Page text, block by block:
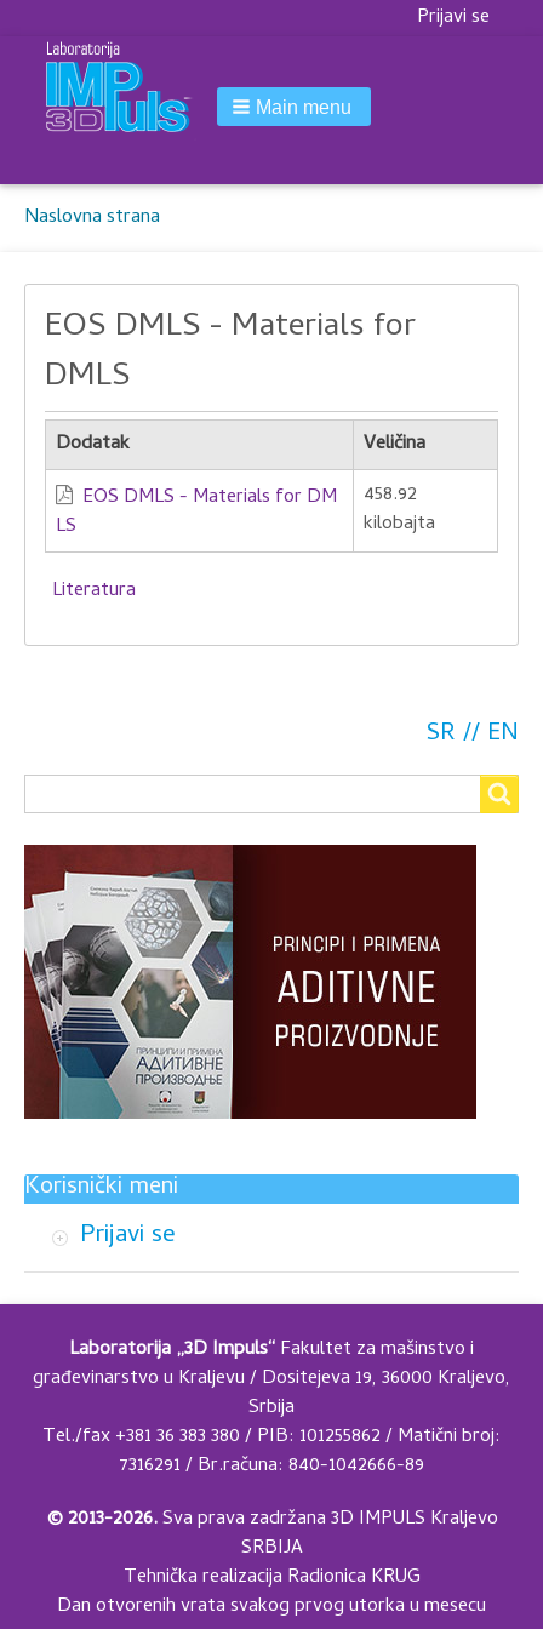
Korisnički
Prijavi se
Main menu
Breadcrumbs
You
here:
Naslovna strana
EOS DMLS - Materials for
DMLS
Dodatak
Veličina
EOS DMLS - Materials for DM
LS
458.92
kilobajta
Literatura
SR EN
Search
Korisnički meni
Prijavi se
Laboratorija „3D Impuls“Fakultet za mašinstvo i
građevinarstvo u Kraljevu / Dositejeva 19, 36000 Kraljevo,
Srbija
Tel./fax +381 36 383 380 / PIB: 101255862 / Matični broj:
7316291 / Br.računa: 840-1042666-89
© 2013-2026.Sva prava zadržana 3D IMPULS Kraljevo
SRBIJA
Tehnička realizacija Radionica KRUG
Dan otvorenih vrata svakog prvog utorka u mesecu